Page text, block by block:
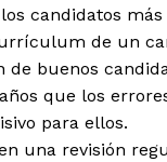
candidatos
de un
buenos
que los
para ellos.
una revisión